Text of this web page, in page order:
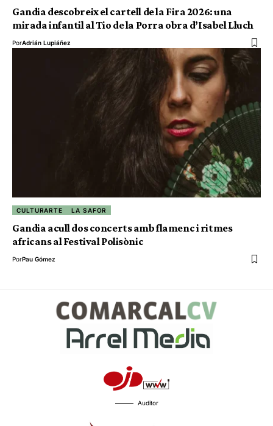
Gandia descobreix el cartell de la Fira 2026: una
mirada infantil al Tio de la Porra obra d’Isabel Lluch
PorAdrián Lupiáñez
CULTURARTE LA SAFOR
Gandia acull dos concerts amb flamenc i ritmes
africans al Festival Polisònic
PorPau Gómez
Auditor